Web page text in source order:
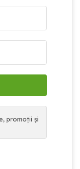
promoții și